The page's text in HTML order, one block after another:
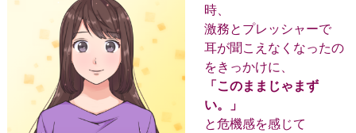
時、
激務とプレッシャーで
耳が聞こえなくなったの
をきっかけに、
「このままじゃまず
い。」
と危機感を感じて